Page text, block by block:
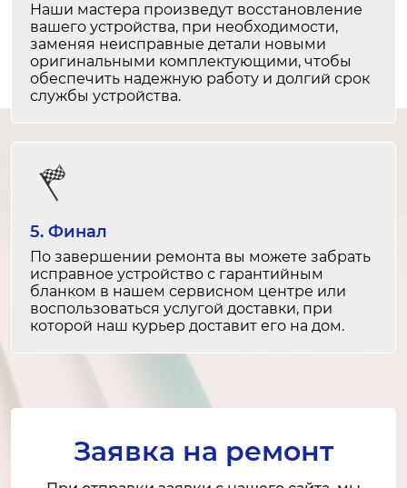
Ремонт USB
1-2 часа
от 1 500 ₽
1-2 часа
от 2 000 ₽
1-2 часа
от 1 500 ₽
Замена VGA
1-2 часа
от 2 000 ₽
от 1 500 ₽
Наши мастера произведут восстановление
вашего устройства, при необходимости,
заменяя неисправные детали новыми
оригинальными комплектующими, чтобы
обеспечить надежную работу и долгий срок
службы устройства.
5. Финал
По завершении ремонта вы можете забрать
исправное устройство с гарантийным
бланком в нашем сервисном центре или
воспользоваться услугой доставки, при
которой наш курьер доставит его на дом.
Заявка на ремонт